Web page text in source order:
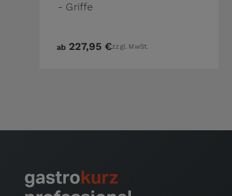
- Griffe
ab 227,95 €zzgl. MwSt.